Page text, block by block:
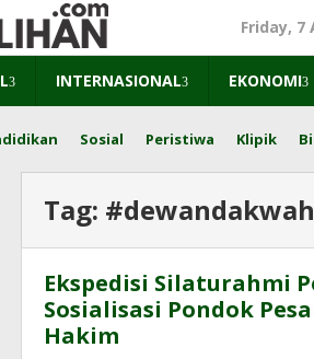
Friday, 7
INTERNASIONAL EKONOMI
Sosial Peristiwa Klipik
Tag: #dewandakwah
Ekspedisi Silaturahmi
Sosialisasi Pondok
Hakim